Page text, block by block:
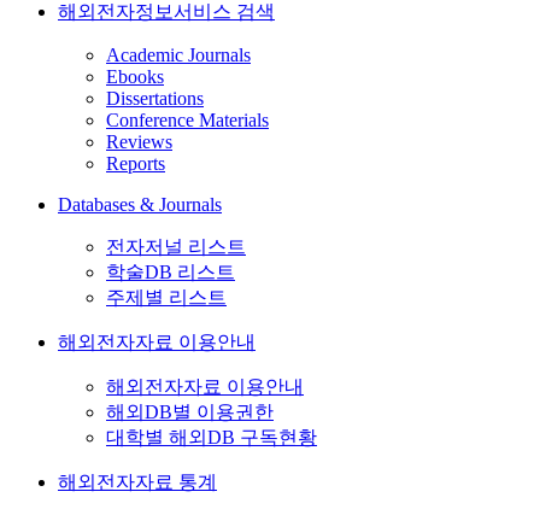
해외전자정보서비스 검색
Academic Journals
Ebooks
Dissertations
Conference Materials
Reviews
Reports
Databases & Journals
전자저널 리스트
학술DB 리스트
주제별 리스트
해외전자자료 이용안내
해외전자자료 이용안내
해외DB별 이용권한
대학별 해외DB 구독현황
해외전자자료 통계